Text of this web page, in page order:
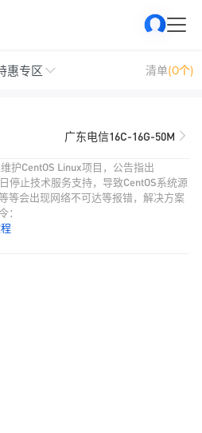
惠专区 清单(0个)
广东电信16C-16G-50M
护CentOS Linux项目，公告指出
停止技术服务支持，导致CentOS系统源
等会出现网络不可达等报错，解决方案
：